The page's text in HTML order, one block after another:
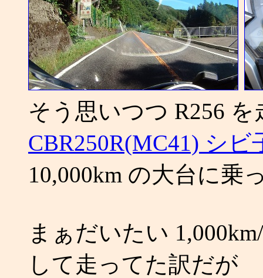
そう思いつつ R256
CBR250R(MC41) シビ
10,000km の大台に乗
まぁだいたい
して走ってた訳だが